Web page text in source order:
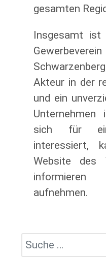
gesamten
Insgesamt
Akteur in der
und ein
sich für
interessiert,
Website des
aufnehmen.
Suchen